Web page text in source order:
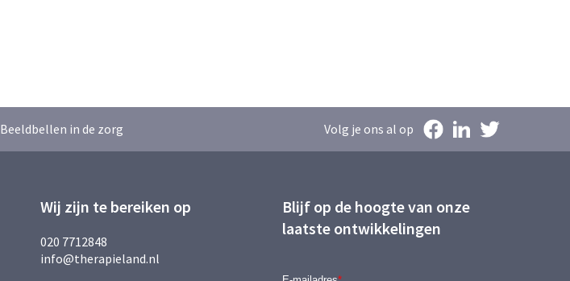
Beeldbellen in de zorg Volg je ons al op
Wij zijn te bereiken op
020 7712848
info@therapieland.nl
Blijf op de hoogte van onze
laatste ontwikkelingen